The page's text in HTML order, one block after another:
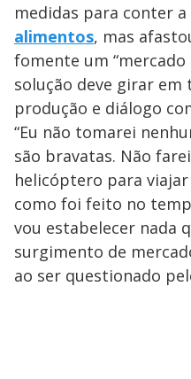
medidas para conter a
alimentos, mas
fomente um “mercado
solução deve girar
produção e diálogo
“Eu não tomarei
são bravatas. Não
helicóptero para
como foi feito no
vou estabelecer nada
surgimento de
ao ser questionado